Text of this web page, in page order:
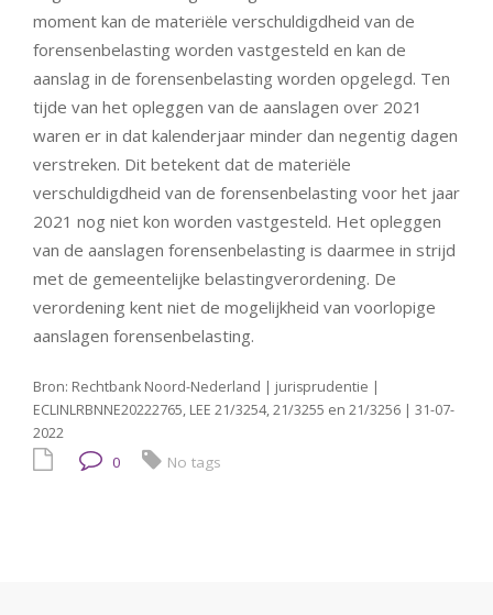
moment kan de materiële verschuldigdheid van de
forensenbelasting worden vastgesteld en kan de
aanslag in de forensenbelasting worden opgelegd. Ten
tijde van het opleggen van de aanslagen over 2021
waren er in dat kalenderjaar minder dan negentig dagen
verstreken. Dit betekent dat de materiële
verschuldigdheid van de forensenbelasting voor het jaar
2021 nog niet kon worden vastgesteld. Het opleggen
van de aanslagen forensenbelasting is daarmee in strijd
met de gemeentelijke belastingverordening. De
verordening kent niet de mogelijkheid van voorlopige
aanslagen forensenbelasting.
Bron: Rechtbank Noord-Nederland | jurisprudentie |
ECLINLRBNNE20222765, LEE 21/3254, 21/3255 en 21/3256 | 31-07-
2022
0 No tags